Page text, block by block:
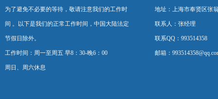
为了避免不必要的等待，敬请注意我们的工作时
间 。以下是我们的正常工作时间，中国大陆法定
节假日除外。
工作时间：周一至周五 早8：30-晚6：00
周日、周六休息
地址：上海市奉贤区张
联系人：张经理
联系QQ：993514358
邮箱：